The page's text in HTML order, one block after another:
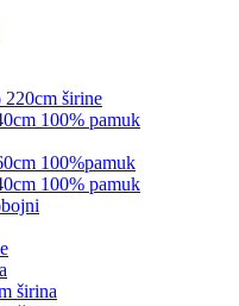
220cm širine
100% pamuk
100%pamuk
100% pamuk
širina